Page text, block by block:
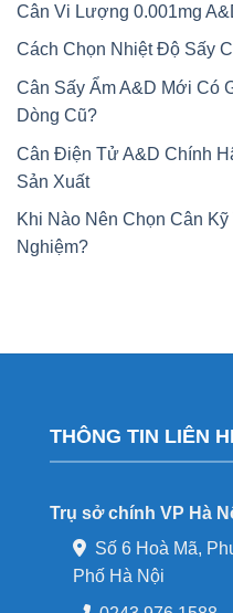
Cân Vi Lượng 0.001mg
Cách Chọn Nhiệt Độ Sấy
Cân Sấy Ẩm A&D Mới Có
Dòng Cũ?
Cân Điện Tử A&D Chính
Sản Xuất
Khi Nào Nên Chọn Cân
Nghiệm?
THÔNG TIN LIÊN
Trụ sở chính VP Hà
Số 6 Hoà Mã,
Phố Hà Nội